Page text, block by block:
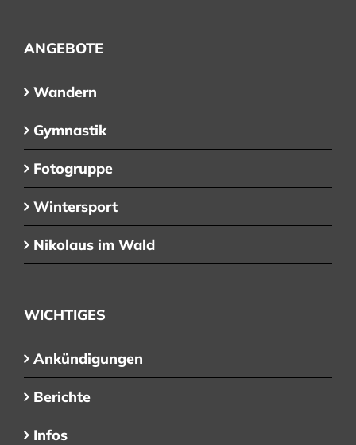
ANGEBOTE
Wandern
Gymnastik
Fotogruppe
Wintersport
Nikolaus im Wald
WICHTIGES
Ankündigungen
Berichte
Infos